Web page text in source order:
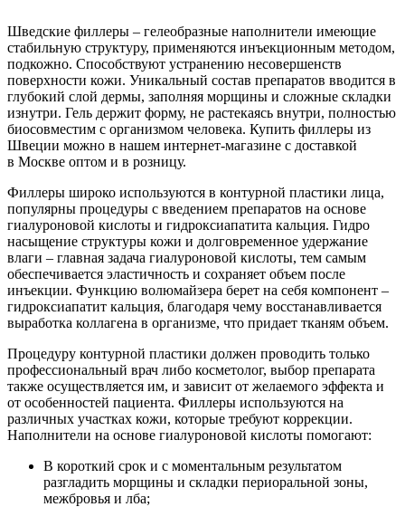
Шведские филлеры – гелеобразные наполнители имеющие
стабильную структуру, применяются инъекционным методом,
подкожно. Способствуют устранению несовершенств
поверхности кожи. Уникальный состав препаратов вводится в
глубокий слой дермы, заполняя морщины и сложные складки
изнутри. Гель держит форму, не растекаясь внутри, полностью
биосовместим с организмом человека. Купить филлеры из
Швеции можно в нашем интернет-магазине с доставкой
в Москве оптом и в розницу.
Филлеры широко используются в контурной пластики лица,
популярны процедуры с введением препаратов на основе
гиалуроновой кислоты и гидроксиапатита кальция. Гидро
насыщение структуры кожи и долговременное удержание
влаги – главная задача гиалуроновой кислоты, тем самым
обеспечивается эластичность и сохраняет объем после
инъекции. Функцию волюмайзера берет на себя компонент –
гидроксиапатит кальция, благодаря чему восстанавливается
выработка коллагена в организме, что придает тканям объем.
Процедуру контурной пластики должен проводить только
профессиональный врач либо косметолог, выбор препарата
также осуществляется им, и зависит от желаемого эффекта и
от особенностей пациента. Филлеры используются на
различных участках кожи, которые требуют коррекции.
Наполнители на основе гиалуроновой кислоты помогают:
В короткий срок и с моментальным результатом
разгладить морщины и складки периоральной зоны,
межбровья и лба;